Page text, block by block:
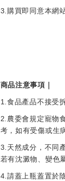
3.購買即同意本網
商品注意事項｜
1.食品產品不接受
2. 農委會規定寵物
考，如有受傷或生
3. 天然成分，不同
若有沈澱物、變色
4.請蓋上瓶蓋置於